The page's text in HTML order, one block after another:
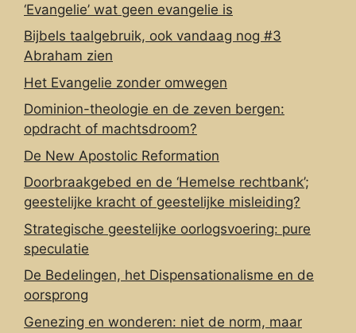
‘Evangelie’ wat geen evangelie is
Bijbels taalgebruik, ook vandaag nog #3
Abraham zien
Het Evangelie zonder omwegen
Dominion-theologie en de zeven bergen:
opdracht of machtsdroom?
De New Apostolic Reformation
Doorbraakgebed en de ‘Hemelse rechtbank’;
geestelijke kracht of geestelijke misleiding?
Strategische geestelijke oorlogsvoering: pure
speculatie
De Bedelingen, het Dispensationalisme en de
oorsprong
Genezing en wonderen: niet de norm, maar